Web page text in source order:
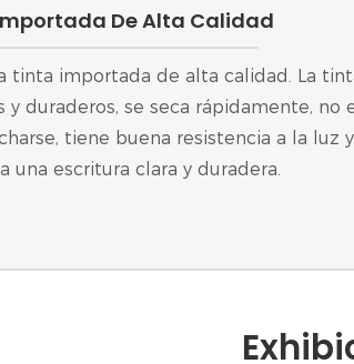
De Alta Calidad
tinta importada de alta calidad. La
y duraderos, se seca rápidamente, no
tiene buena resistencia a la luz y
una escritura clara y duradera.